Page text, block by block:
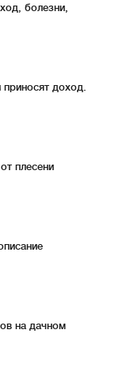
болезни,
доход.
плесени
на дачном